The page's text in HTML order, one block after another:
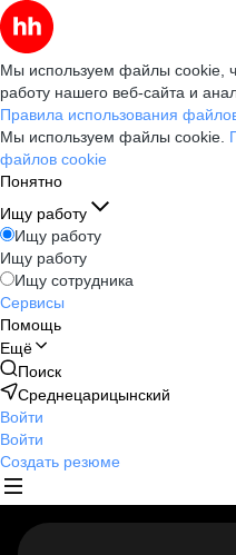
Мы используем файлы cookie,
работу нашего веб-сайта и
Правила использования
Мы используем файлы cookie.
файлов cookie
Понятно
Ищу работу
Ищу работу
Ищу работу
Ищу сотрудника
Сервисы
Помощь
Ещё
Поиск
Среднецарицынский
Войти
Войти
Создать резюме